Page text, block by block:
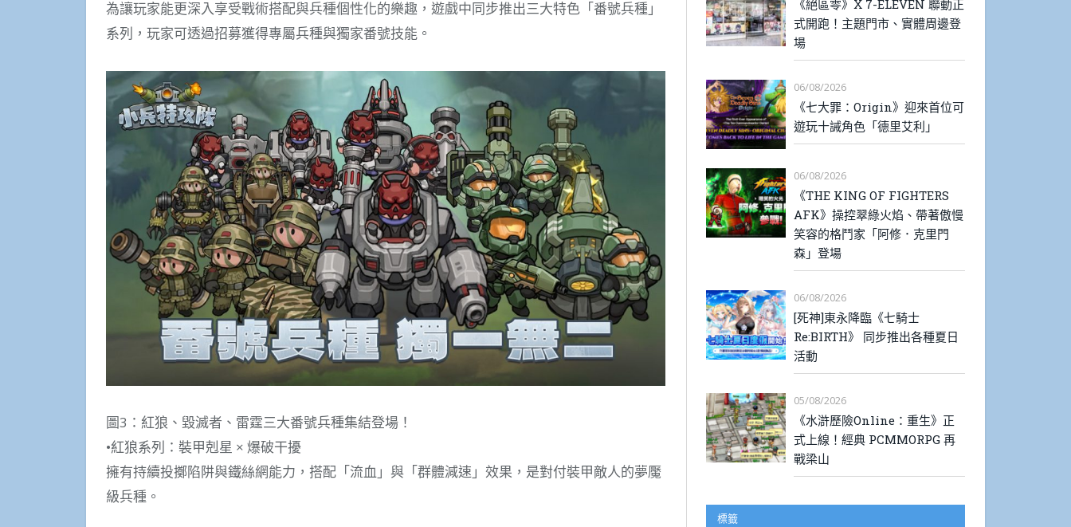
為讓玩家能更深入享受戰術搭配與兵種個性化的樂趣，遊戲中同步推出三大特色「番號兵種」
系列，玩家可透過招募獲得專屬兵種與獨家番號技能。
圖3：紅狼、毀滅者、雷霆三大番號兵種集結登場！
•紅狼系列：裝甲剋星 × 爆破干擾
擁有持續投擲陷阱與鐵絲網能力，搭配「流血」與「群體減速」效果，是對付裝甲敵人的夢魘
級兵種。
《絕區零》X 7-ELEVEN 聯動正
式開跑！主題門市、實體周邊登
場
06/08/2026
《七大罪：Origin》迎來首位可
遊玩十誡角色「德里艾利」
06/08/2026
《THE KING OF FIGHTERS
AFK》操控翠綠火焰、帶著傲慢
笑容的格鬥家「阿修．克里門
森」登場
06/08/2026
[死神]東永降臨《七騎士
Re:BIRTH》 同步推出各種夏日
活動
05/08/2026
《水滸歷險Online：重生》正
式上線！經典 PCMMORPG 再
戰梁山
標籤